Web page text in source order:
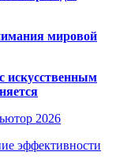
мировой
искусственным
2026
эффективности